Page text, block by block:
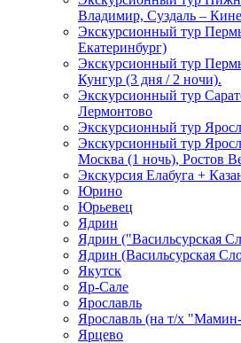
Владимир, Суздаль –
Экскурсионный тур
Екатеринбург)
Экскурсионный тур
Кунгур (3 дня / 2 ночи).
Экскурсионный тур
Лермонтово
Экскурсионный тур
Экскурсионный тур
Москва (1 ночь), Ростов
Экскурсия Елабуга +
Юрино
Юрьевец
Ядрин
Ядрин ("Васильсурская
Ядрин (Васильсурская
Якутск
Яр-Сале
Ярославль
Ярославль (на т/х
Ярцево